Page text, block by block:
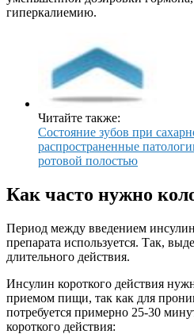
гиперкалиемию.
Читайте также:
Состояние зубов при
распространенные
ротовой полостью
Как часто нужно
Период между введением
препарата используется. Так,
длительного действия.
Инсулин короткого действия
приемом пищи, так как для
потребуется примерно 25-30
короткого действия: